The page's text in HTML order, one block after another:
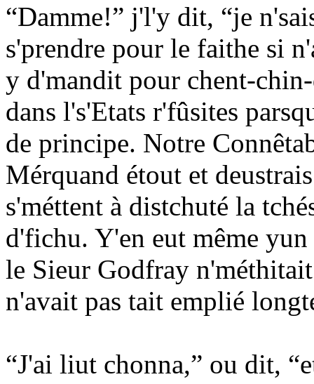
“Damme!” j'l'y dit, “je
s'prendre pour le faithe si
y d'mandit pour chent-
dans l's'Etats r'fûsites
de principe. Notre
Mérquand étout et
s'méttent à distchuté la
d'fichu. Y'en eut même
le Sieur Godfray
n'avait pas tait emplié
“J'ai liut chonna,” ou dit,